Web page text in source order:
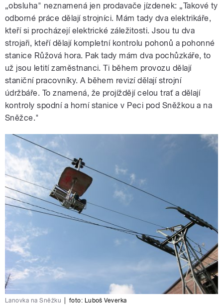
„obsluha" neznamená jen prodavače jízdenek: „Takové ty
odborné práce dělají strojníci. Mám tady dva elektrikáře,
kteří si procházejí elektrické záležitosti. Jsou tu dva
strojaři, kteří dělají kompletní kontrolu pohonů a pohonné
stanice Růžová hora. Pak tady mám dva pochůzkáře, to
už jsou letití zaměstnanci. Ti během provozu dělají
staniční pracovníky. A během revizí dělají strojní
údržbáře. To znamená, že projíždějí celou trať a dělají
kontroly spodní a horní stanice v Peci pod Sněžkou a na
Sněžce."
Lanovka na Sněžku foto: Luboš Veverka